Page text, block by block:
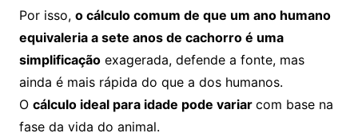
Por isso, o cálculo comum de que um ano humano
equivaleria a sete anos de cachorro é uma
simplificaçãoexagerada, defende a fonte, mas
ainda é mais rápida do que a dos humanos.
O cálculo ideal para idade pode variar com base na
fase da vida do animal.